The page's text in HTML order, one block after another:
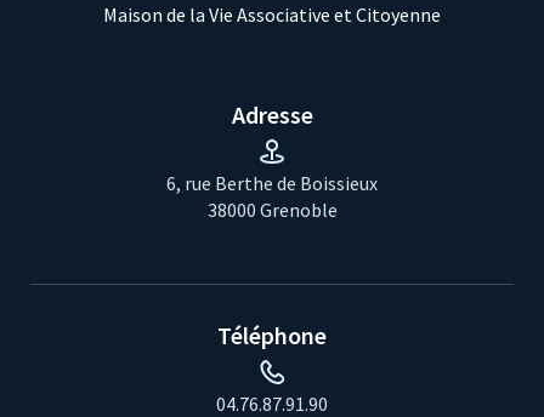
Maison de la Vie Associative et Citoyenne
Adresse
6, rue Berthe de Boissieux
38000 Grenoble
Téléphone
04.76.87.91.90